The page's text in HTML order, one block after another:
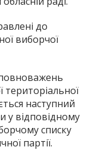
до
виборчої
територіальної
наступний
у відповідному
списку
партії.